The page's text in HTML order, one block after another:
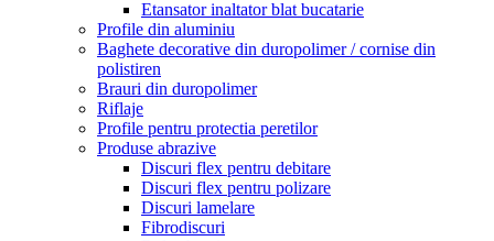
Etansator inaltator blat bucatarie
Profile din aluminiu
Baghete decorative din duropolimer / cornise din
polistiren
Brauri din duropolimer
Riflaje
Profile pentru protectia peretilor
Produse abrazive
Discuri flex pentru debitare
Discuri flex pentru polizare
Discuri lamelare
Fibrodiscuri